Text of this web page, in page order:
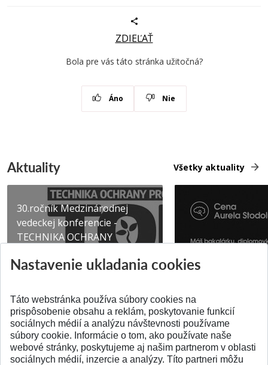
ZDIEĽAŤ
Bola pre vás táto stránka užitočná?
Áno Nie
Aktuality Všetky aktuality
30.ročník Medzinárodnej
vedeckej konferencie -
TECHNIKA OCHRANY
Pridané 03.08.2026 Pridané 07.07.2026
SPÄŤ NA VRCH
Nastavenie ukladania cookies
Táto webstránka používa súbory cookies na
prispôsobenie obsahu a reklám, poskytovanie funkcií
sociálnych médií a analýzu návštevnosti používame
súbory cookie. Informácie o tom, ako používate naše
webové stránky, poskytujeme aj našim partnerom v oblasti
sociálnych médií, inzercie a analýzy. Títo partneri môžu